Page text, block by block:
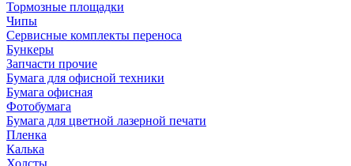
Тормозные площадки
Чипы
Сервисные комплекты переноса
Бункеры
Запчасти прочие
Бумага для офисной техники
Бумага офисная
Фотобумага
Бумага для цветной лазерной печати
Пленка
Калька
Холсты